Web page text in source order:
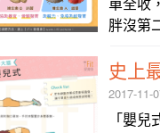
胖沒第
史上
2017-11-
「嬰